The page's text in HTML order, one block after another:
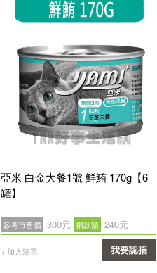
亞米 白金大餐1號 鮮鮪 170g【6
罐】
參考市售價 300元 捐款額 240元
+ 加入清單 我要認捐